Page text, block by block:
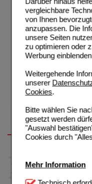
vergleichbare
von Ihnen
anzupassen. Die
unsere Seiten
zu optimieren oder
Werbung
Weitergehende
unserer
Cookies.
Bitte wählen Sie
gesetzt werden
"Auswahl
Cookies durch
Mehr Information